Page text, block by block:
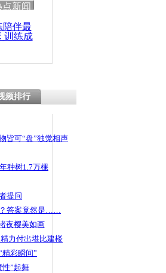
点新闻
陪伴最
训练成
频排行
皆可“盘”独觉相声
种树1.7万棵
提问
答案竟然是……
夜樱美如画
力付出堪比建楼
彩瞬间”
性”起舞